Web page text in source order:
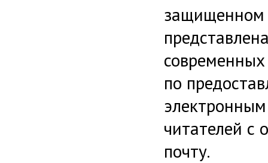
защищенном
по
читателей с
почту.